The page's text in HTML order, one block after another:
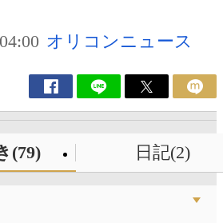
オリコンニュース
(79) 日記(2)